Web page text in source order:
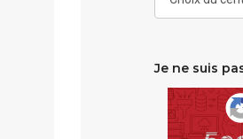
Je ne suis